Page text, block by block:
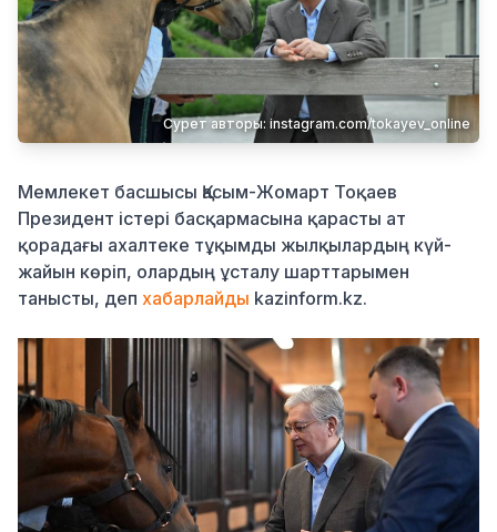
Қылмыс
Сурет авторы: instagram.com/tokayev_online
Мемлекет басшысы Қасым-Жомарт Тоқаев
Президент істері басқармасына қарасты ат
қорадағы ахалтеке тұқымды жылқылардың күй-
жайын көріп, олардың ұсталу шарттарымен
танысты, деп хабарлайды kazinform.kz.